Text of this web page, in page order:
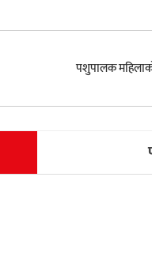
पशुपालक महिलाको